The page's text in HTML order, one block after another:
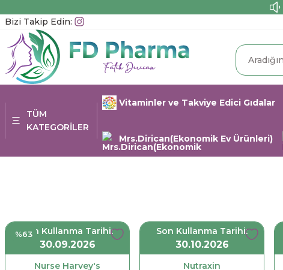
Bizi Takip Edin:
TÜM
KATEGORİLER
Vitaminler ve Takviye Edici Gıdalar
Mrs.Dirican(Ekonomik Ev Ürünleri)
%63Son Kullanma Tarihi:
30.09.2026
Nurse Harvey's
Son Kullanma Tarihi:
30.10.2026
Nutraxin